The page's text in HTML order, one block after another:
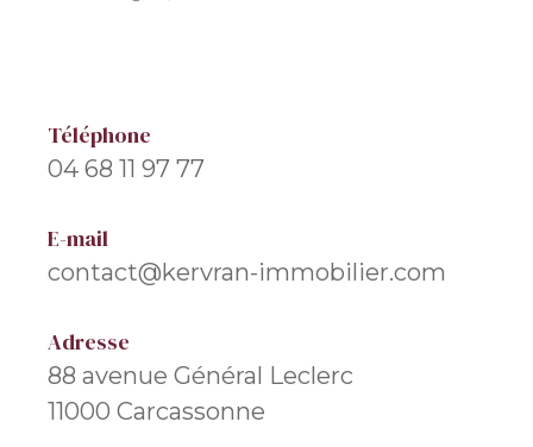
Téléphone
04 68 11 97 77
E-mail
contact@kervran-immobilier.com
Adresse
88 avenue Général Leclerc
11000 Carcassonne